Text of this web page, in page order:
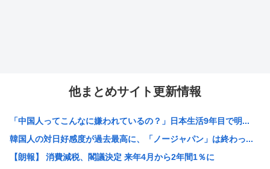
他まとめサイト更新情報
「中国人ってこんなに嫌われているの？」日本生活9年目で明...
韓国人の対日好感度が過去最高に、「ノージャパン」は終わっ...
【朗報】 消費減税、閣議決定 来年4月から2年間1％に